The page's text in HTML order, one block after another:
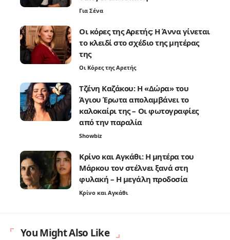
Για Σένα
Οι κόρες της Αρετής: Η Άννα γίνεται
το κλειδί στο σχέδιο της μητέρας
της
Οι Κόρες της Αρετής
Τζένη Καζάκου: Η «Δώρα» του
Άγιου Έρωτα απολαμβάνει το
καλοκαίρι της – Οι φωτογραφίες
από την παραλία
Showbiz
Κρίνο και Αγκάθι: Η μητέρα του
Μάρκου τον στέλνει ξανά στη
φυλακή – Η μεγάλη προδοσία
Κρίνο και Αγκάθι
You Might Also Like